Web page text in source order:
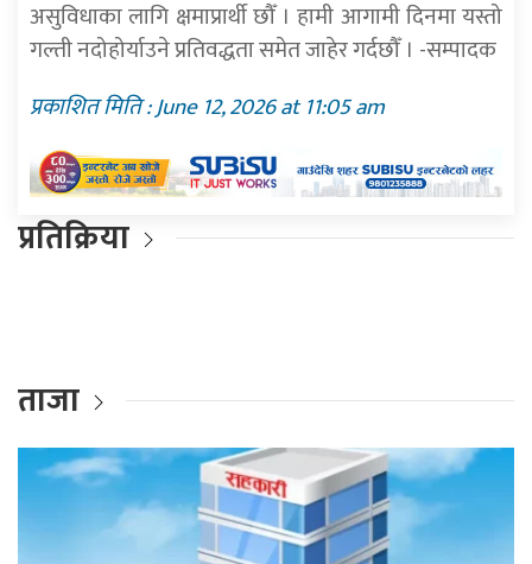
असुविधाका लागि क्षमाप्रार्थी छौँ । हामी आगामी दिनमा यस्तो
गल्ती नदोहोर्याउने प्रतिवद्धता समेत जाहेर गर्दछौँ । -सम्पादक
प्रकाशित मिति : June 12, 2026 at 11:05 am
प्रतिक्रिया
ताजा